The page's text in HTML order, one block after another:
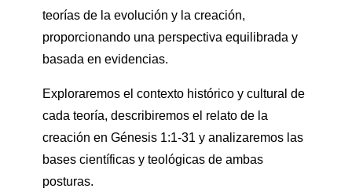
teorías de la evolución y la creación,
proporcionando una perspectiva equilibrada y
basada en evidencias.
Exploraremos el contexto histórico y cultural de
cada teoría, describiremos el relato de la
creación en Génesis 1:1-31 y analizaremos las
bases científicas y teológicas de ambas
posturas.